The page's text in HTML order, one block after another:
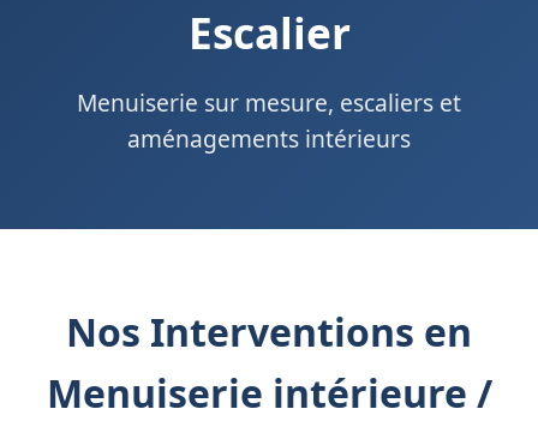
Escalier
Menuiserie sur mesure, escaliers et
aménagements intérieurs
Nos Interventions en
Menuiserie intérieure /